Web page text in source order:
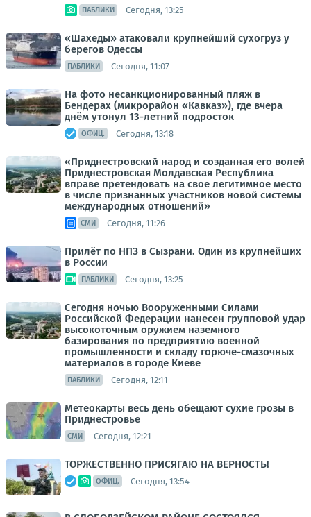
ПАБЛИКИ Сегодня, 13:25
«Шахеды» атаковали крупнейший сухогруз у
берегов Одессы
ПАБЛИКИ Сегодня, 11:07
На фото несанкционированный пляж в
Бендерах (микрорайон «Кавказ»), где вчера
днём утонул 13-летний подросток
ОФИЦ. Сегодня, 13:18
«Приднестровский народ и созданная его волей
Приднестровская Молдавская Республика
вправе претендовать на свое легитимное место
в числе признанных участников новой системы
международных отношений»
СМИ Сегодня, 11:26
Прилёт по НПЗ в Сызрани. Один из крупнейших
в России
ПАБЛИКИ Сегодня, 13:25
Сегодня ночью Вооруженными Силами
Российской Федерации нанесен групповой удар
высокоточным оружием наземного
базирования по предприятию военной
промышленности и складу горюче-смазочных
материалов в городе Киеве
ПАБЛИКИ Сегодня, 12:11
Метеокарты весь день обещают сухие грозы в
Приднестровье
СМИ Сегодня, 12:21
ТОРЖЕСТВЕННО ПРИСЯГАЮ НА ВЕРНОСТЬ!
ОФИЦ. Сегодня, 13:54